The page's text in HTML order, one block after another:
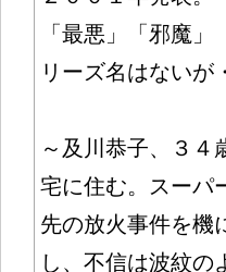
「最悪」「邪魔
リーズ名はないが
～及川恭子、３４
宅に住む。スーパ
先の放火事件を機
し、不信は波紋の